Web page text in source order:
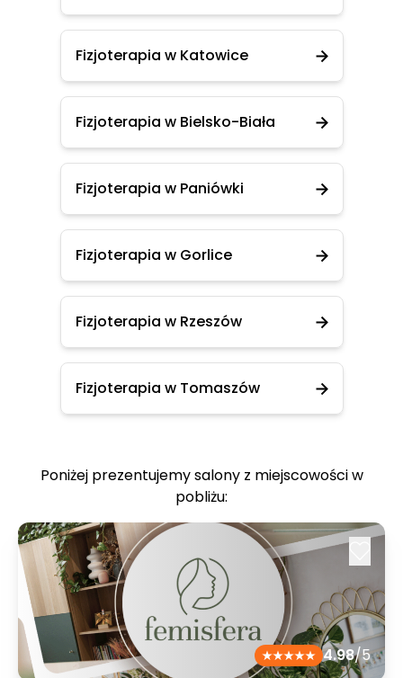
Fizjoterapia w Katowice
Fizjoterapia w Bielsko-Biała
Fizjoterapia w Paniówki
Fizjoterapia w Gorlice
Fizjoterapia w Rzeszów
Fizjoterapia w Tomaszów
Poniżej prezentujemy salony z miejscowości w
pobliżu:
4.98/5